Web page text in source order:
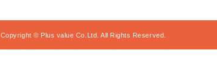
Copyright © Plus value Co.Ltd. All Rights Reserved.